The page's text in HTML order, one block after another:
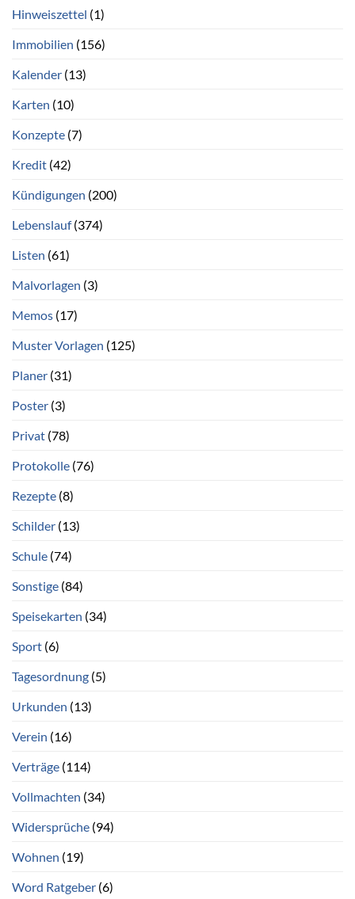
Hinweiszettel (1)
Immobilien (156)
Kalender (13)
Karten (10)
Konzepte (7)
Kredit (42)
Kündigungen (200)
Lebenslauf(374)
Listen (61)
Malvorlagen (3)
Memos (17)
Muster Vorlagen (125)
Planer (31)
Poster (3)
Privat (78)
Protokolle (76)
Rezepte (8)
Schilder (13)
Schule (74)
Sonstige (84)
Speisekarten (34)
Sport (6)
Tagesordnung (5)
Urkunden (13)
Verein (16)
Verträge (114)
Vollmachten (34)
Widersprüche (94)
Wohnen (19)
Word Ratgeber (6)